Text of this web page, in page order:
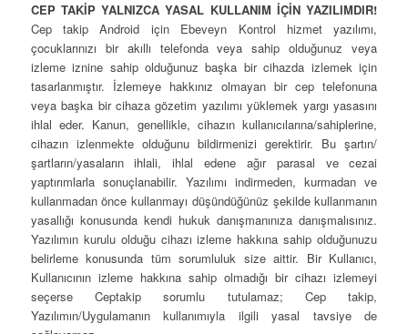
CEP TAKİP YALNIZCA YASAL KULLANIM İÇİN YAZILIMDIR!
Cep takip Android için Ebeveyn Kontrol hizmet yazılımı,
çocuklarınızı bir akıllı telefonda veya sahip olduğunuz veya
izleme iznine sahip olduğunuz başka bir cihazda izlemek için
tasarlanmıştır. İzlemeye hakkınız olmayan bir cep telefonuna
veya başka bir cihaza gözetim yazılımı yüklemek yargı yasasını
ihlal eder. Kanun, genellikle, cihazın kullanıcılarına/sahiplerine,
cihazın izlenmekte olduğunu bildirmenizi gerektirir. Bu şartın/
şartların/yasaların ihlali, ihlal edene ağır parasal ve cezai
yaptırımlarla sonuçlanabilir. Yazılımı indirmeden, kurmadan ve
kullanmadan önce kullanmayı düşündüğünüz şekilde kullanmanın
yasallığı konusunda kendi hukuk danışmanınıza danışmalısınız.
Yazılımın kurulu olduğu cihazı izleme hakkına sahip olduğunuzu
belirleme konusunda tüm sorumluluk size aittir. Bir Kullanıcı,
Kullanıcının izleme hakkına sahip olmadığı bir cihazı izlemeyi
seçerse Ceptakip sorumlu tutulamaz; Cep takip,
Yazılımın/Uygulamanın kullanımıyla ilgili yasal tavsiye de